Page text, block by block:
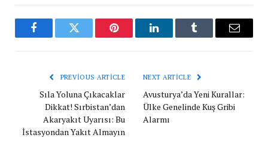
FacebookTwitter Pinterest LinkedInTumblr Email
PREVIOUS ARTICLE
Sıla Yoluna Çıkacaklar
Dikkat! Sırbistan’dan
Akaryakıt Uyarısı: Bu
İstasyondan Yakıt Almayın
NEXT ARTICLE
Avusturya’da Yeni Kurallar:
Ülke Genelinde Kuş Gribi
Alarmı